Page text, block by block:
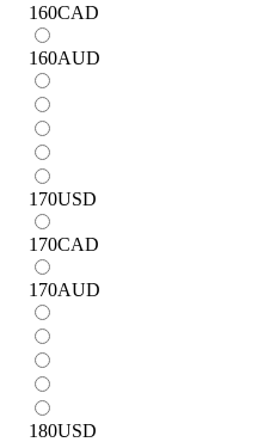
160CAD
160AUD
170USD
170CAD
170AUD
180USD